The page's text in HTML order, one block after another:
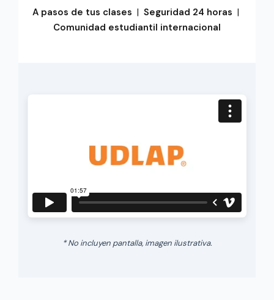
A pasos de tus clases | Seguridad 24 horas |
Comunidad estudiantil internacional
* No incluyen pantalla, imagen ilustrativa.